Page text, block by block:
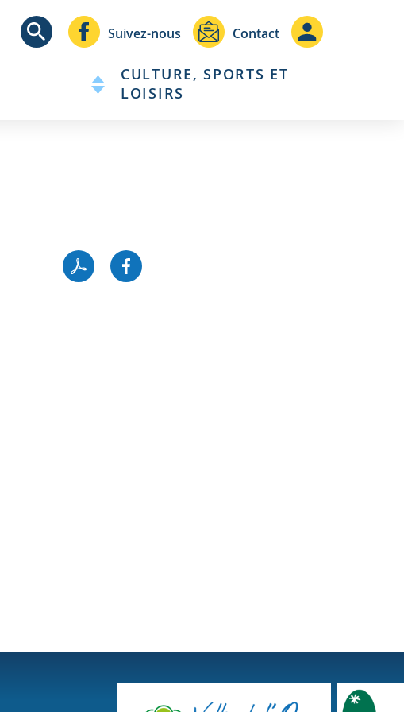
Header
-
Communication
Suivez-nous Contact
Header
-
CULTURE, SPORTS ET
LOISIRS